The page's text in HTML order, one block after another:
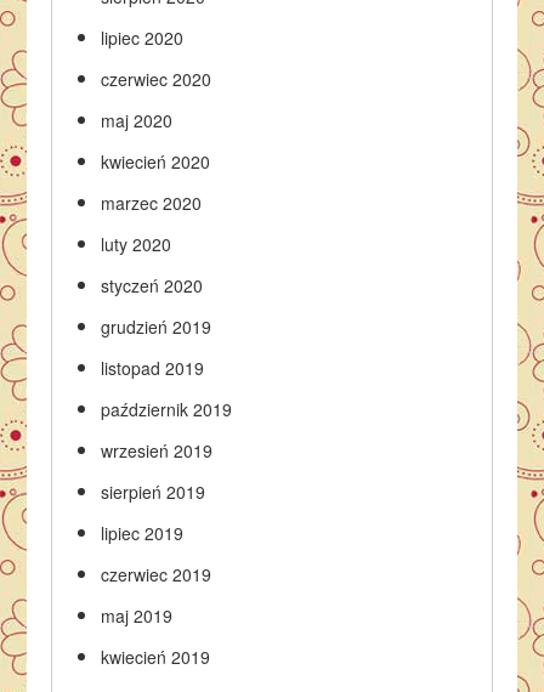
lipiec 2020
czerwiec 2020
maj 2020
kwiecień 2020
marzec 2020
luty 2020
styczeń 2020
grudzień 2019
listopad 2019
październik 2019
wrzesień 2019
sierpień 2019
lipiec 2019
czerwiec 2019
maj 2019
kwiecień 2019